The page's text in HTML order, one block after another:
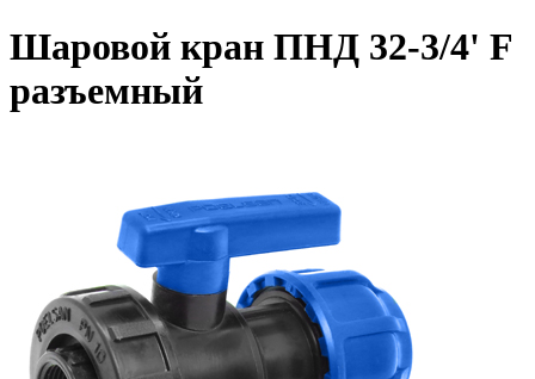
Шаровой кран ПНД 32-3/4' F
разъемный